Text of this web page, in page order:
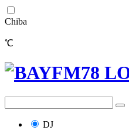
Chiba
℃
DJ